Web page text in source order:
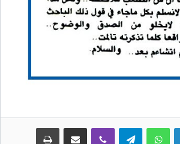
لينكدإن واتساب تيلقرام